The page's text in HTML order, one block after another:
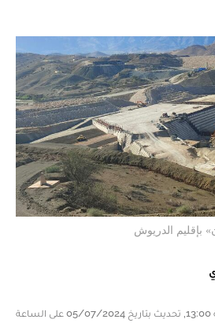
بإقليم الدريوش
في 05/07/2024 على الساعة 13:00, تحديث بتاريخ 05/07/2024 على الساعة